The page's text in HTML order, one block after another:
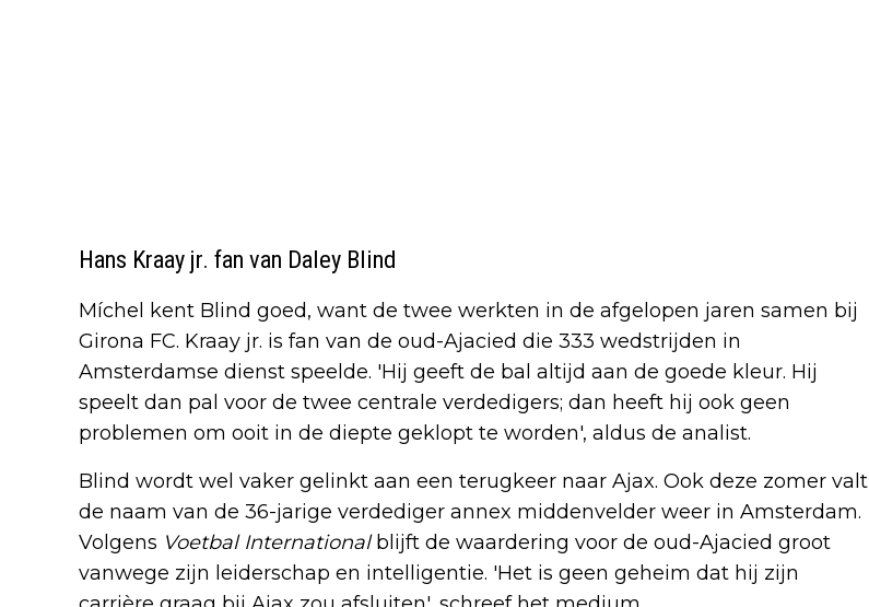
Hans Kraay jr. fan van Daley Blind
Míchel kent Blind goed, want de twee werkten in de afgelopen jaren samen bij
Girona FC. Kraay jr. is fan van de oud-Ajacied die 333 wedstrijden in
Amsterdamse dienst speelde. 'Hij geeft de bal altijd aan de goede kleur. Hij
speelt dan pal voor de twee centrale verdedigers; dan heeft hij ook geen
problemen om ooit in de diepte geklopt te worden', aldus de analist.
Blind wordt wel vaker gelinkt aan een terugkeer naar Ajax. Ook deze zomer valt
de naam van de 36-jarige verdediger annex middenvelder weer in Amsterdam.
Volgens Voetbal Internationalblijft de waardering voor de oud-Ajacied groot
vanwege zijn leiderschap en intelligentie. 'Het is geen geheim dat hij zijn